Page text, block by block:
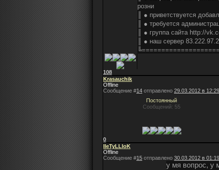
розни
║ ● приветствуется
║ ● требуется
║ ● группа сайта http://
║ ● наш сервер
108
Krasauchik
Offline
Сообщение #14 отправлено 29.03.2012 в 12:29
Постоянный
Сообщений: 55
0
IIeTyLLIoK
Offline
Сообщение #15 отправлено 30.03.2012 в 01:19
у мя вопрос, у